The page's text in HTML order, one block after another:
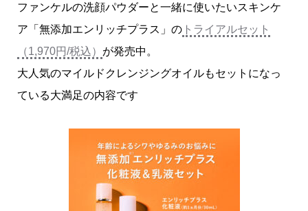
ファンケルの洗顔パウダーと一緒に使いたいスキンケ
ア「無添加エンリッチプラス」の トライアルセット
（1,970円/税込） が発売中。
大人気のマイルドクレンジングオイルもセットになっ
ている大満足の内容です